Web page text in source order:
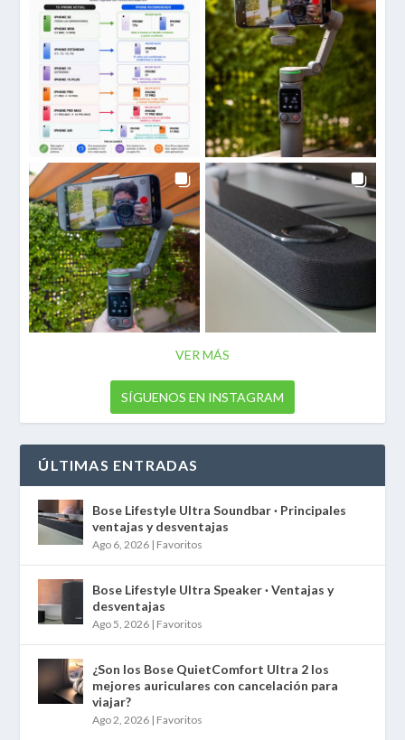
VER MÁS
SÍGUENOS EN INSTAGRAM
ÚLTIMAS ENTRADAS
Bose Lifestyle Ultra Soundbar · Principales
ventajas y desventajas
Ago 6, 2026 | Favoritos
Bose Lifestyle Ultra Speaker · Ventajas y
desventajas
Ago 5, 2026 | Favoritos
¿Son los Bose QuietComfort Ultra 2 los
mejores auriculares con cancelación para
viajar?
Ago 2, 2026 | Favoritos